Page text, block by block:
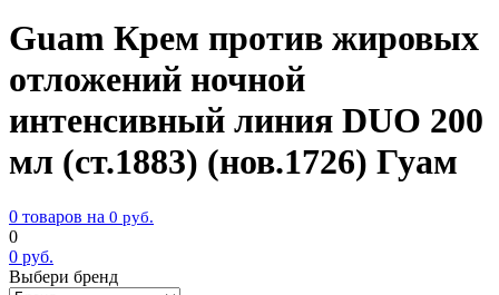
Guam Крем против жировых
отложений ночной
интенсивный линия DUO 200
мл (ст.1883) (нов.1726) Гуам
0 товаров на 0 руб.
0
0 руб.
Выбери бренд